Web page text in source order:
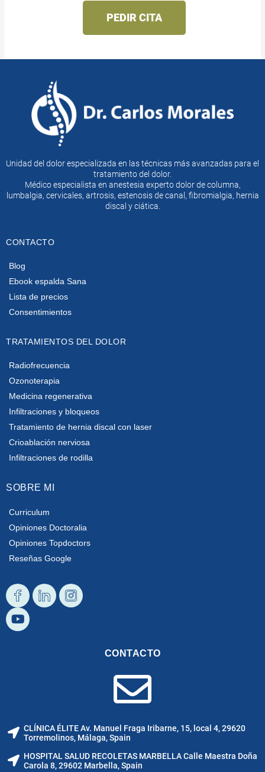
PEDIR CITA
Unidad del dolor especializada en las técnicas más avanzadas para el
tratamiento del dolor.
Médico especialista en anestesia experto dolor de columna,
lumbalgia, cervicales, artrosis, estenosis de canal, fibromialgia, hernia
discal y ciática.
CONTACTO
Blog
Ebook espalda Sana
Lista de precios
Consentimientos
TRATAMIENTOS DEL DOLOR
Radiofrecuencia
Ozonoterapia
Medicina regenerativa
Infiltraciones y bloqueos
Tratamiento de hernia discal con laser
Crioablación nerviosa
Infiltraciones de rodilla
SOBRE MI
Curriculum
Opiniones Doctoralia
Opiniones Topdoctors
Reseñas Google
Diseño
Facebook
Diseño
Linkedin
Diseño
Instagram
Youtube
CONTACTO
CLÍNICA ÉLITE Av. Manuel Fraga Iribarne, 15, local 4, 29620
Torremolinos, Málaga, Spain
HOSPITAL SALUD RECOLETAS MARBELLA Calle Maestra Doña
Carola 8, 29602 Marbella, Spain